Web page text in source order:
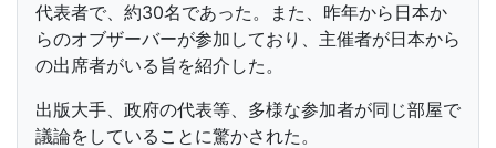
代表者で、約30名であった。また、昨年から日本か
らのオブザーバーが参加しており、主催者が日本から
の出席者がいる旨を紹介した。
出版大手、政府の代表等、多様な参加者が同じ部屋で
議論をしていることに驚かされた。